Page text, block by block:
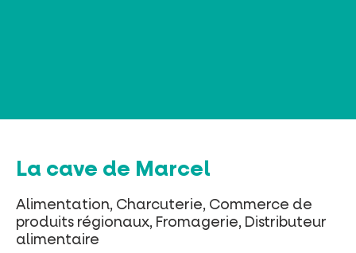
La cave de Marcel
Alimentation, Charcuterie, Commerce de
produits régionaux, Fromagerie, Distributeur
alimentaire